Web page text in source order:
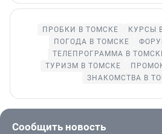
ПРОБКИ В ТОМСКЕ
КУРСЫ
ПОГОДА В ТОМСКЕ
ТЕЛЕПРОГРАММА В
ТУРИЗМ В ТОМСКЕ
ЗНАКОМСТВА В
Сообщить новость